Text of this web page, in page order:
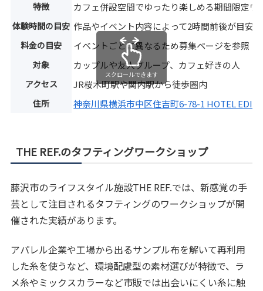
特徴 カフェ併設空間でゆったり楽しめる期間限定ワ
体験時間の目安 作品やイベント内容によって2時間前後が目安
料金の目安 イベントごとに異なるため募集ページを参照
対象 カップルや友人グループ、カフェ好きの人
アクセス JR桜木町駅や関内駅から徒歩圏内
住所 神奈川県横浜市中区住吉町6-78-1 HOTEL EDIT
スクロールできます
THE REF.のタフティングワークショップ
藤沢市のライフスタイル施設THE REF.では、新感覚の手
芸として注目されるタフティングのワークショップが開
催された実績があります。
アパレル企業や工場から出るサンプル布を解いて再利用
した糸を使うなど、環境配慮型の素材選びが特徴で、ラ
メ糸やミックスカラーなど市販では出会いにくい糸に触